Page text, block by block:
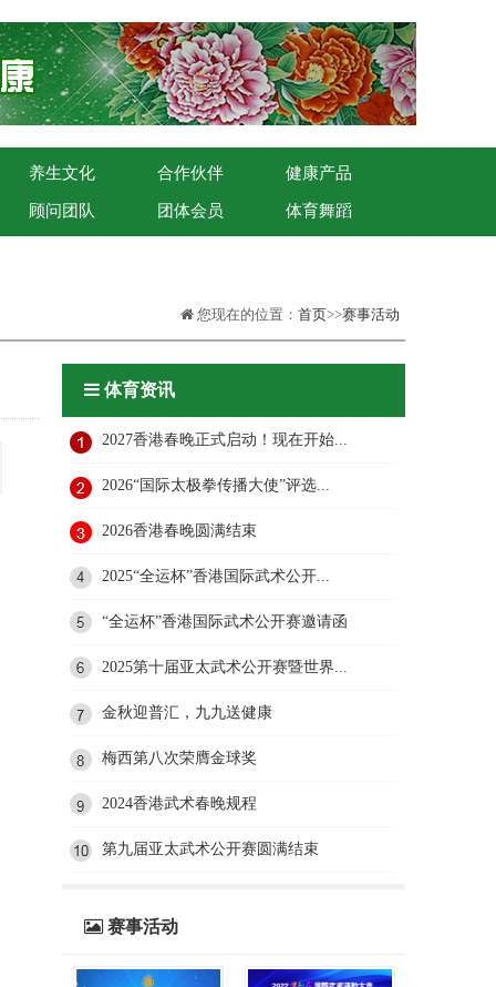
养生文化 合作伙伴 健康产品
顾问团队 团体会员 体育舞蹈
您现在的位置： 首页>>赛事活动
体育资讯
2027香港春晚正式启动！现在开始...
2026“国际太极拳传播大使”评选...
2026香港春晚圆满结束
2025“全运杯”香港国际武术公开...
“全运杯”香港国际武术公开赛邀请函
2025第十届亚太武术公开赛暨世界...
金秋迎普汇，九九送健康
梅西第八次荣膺金球奖
2024香港武术春晚规程
第九届亚太武术公开赛圆满结束
赛事活动